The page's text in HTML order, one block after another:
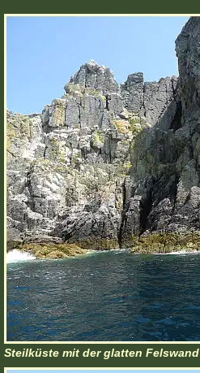
Steilküste mit der glatten Felswand